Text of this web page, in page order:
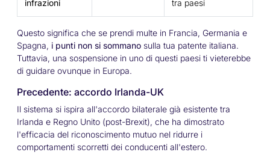
infrazioni tra paesi
Questo significa che se prendi multe in Francia, Germania e
Spagna, i punti non si sommano sulla tua patente italiana.
Tuttavia, una sospensione in uno di questi paesi ti vieterebbe
di guidare ovunque in Europa.
Precedente: accordo Irlanda-UK
Il sistema si ispira all'accordo bilaterale già esistente tra
Irlanda e Regno Unito (post-Brexit), che ha dimostrato
l'efficacia del riconoscimento mutuo nel ridurre i
comportamenti scorretti dei conducenti all'estero.